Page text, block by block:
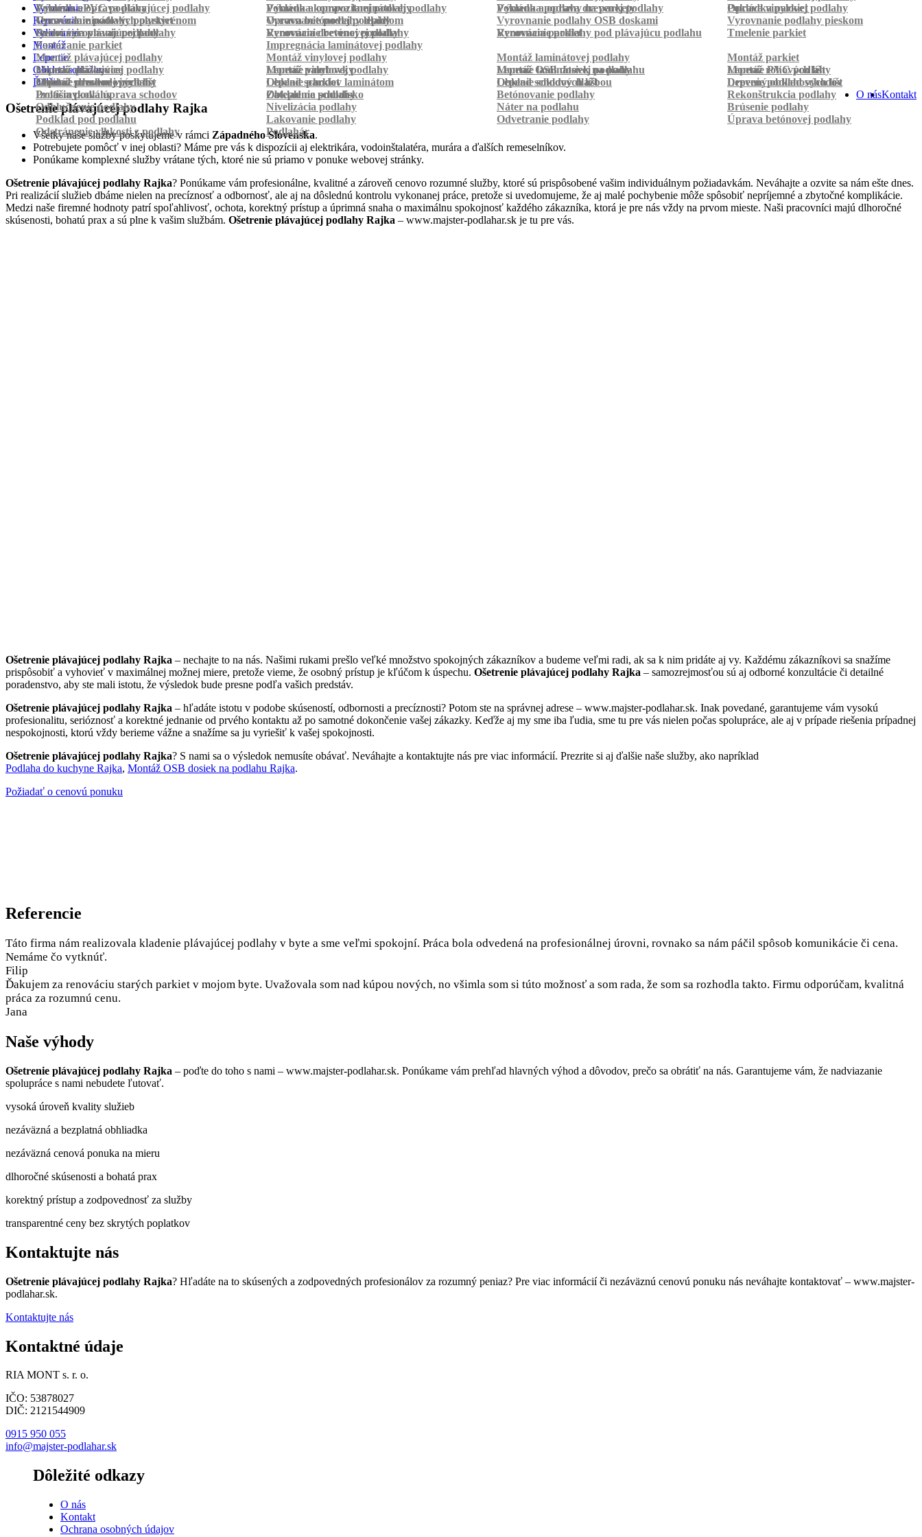
Pokládka PVC podlahy
Pokládka kompozitnej podlahy Pokládka podlahy na parkety Pokládka parkiet
Výmena a oprava plávajúcej podlahy
Výmena a oprava laminátovej podlahy Výmena a oprava drevenej podlahy
Oprava vinylovej podlahy
Oprava laminátových parkiet
Oprava betónovej podlahy
Vyrovnanie
Vyrovnanie podlahy polystyrénom
Vyrovnanie podlahy lepidlom Vyrovnanie podlahy OSB doskami
Vyrovnanie podlahy pieskom
Suché vyrovnanie podlahy
Vyrovnanie betónovej podlahy Vyrovnanie podlahy pod plávajúcu podlahu
Renovácia
Renovácia plávajúcej podlahy
Renovácia drevenej podlahy Renovácia parkiet
Tmelenie parkiet
Pastovanie parkiet
Impregnácia laminátovej podlahy
Vylievanie
Montáž
Montáž plávajúcej podlahy
Montáž vinylovej podlahy Montáž laminátovej podlahy
Montáž parkiet
Montáž dlážkovice
Montáž palubovky Montáž OSB dosiek na podlahu
Montáž rohových líšt
Montáž prechodových líšt
Lepenie
Lepenie plávajúcej podlahy
Lepenie vinylovej podlahy Lepenie laminátovej podlahy
Lepenie PVC podlahy
Lepenie drevenej podlahy
Lepenie parkiet Lepenie soklových líšt Lepenie podlahových líšt
Obklad schodov
Obklad schodov vinylom
Obklad schodov laminátom Obklad schodov dlažbou
Drevený obklad schodov
Protišmyková úprava schodov
Obklad na schodisko
Ďalšie
Izolácia podlahy
Zateplenie podlahy Betónovanie podlahy
Rekonštrukcia podlahy
Odhlučnenie podlahy
Nivelizácia podlahy Náter na podlahu
Brúsenie podlahy
Podklad pod podlahu
Lakovanie podlahy Odvetranie podlahy
Úprava betónovej podlahy
Odstránenie vlhkosti z podlahy
Podlahár
Kontakt
O nás
Ošetrenie plávajúcej podlahy Rajka
Všetky naše služby poskytujeme v rámci Západného Slovenska.
Potrebujete pomôcť v inej oblasti? Máme pre vás k dispozícii aj elektrikára, vodoinštalatéra, murára a ďalších remeselníkov.
Ponúkame komplexné služby vrátane tých, ktoré nie sú priamo v ponuke webovej stránky.
Ošetrenie plávajúcej podlahy Rajka? Ponúkame vám profesionálne, kvalitné a zároveň cenovo rozumné služby, ktoré sú prispôsobené vašim individuálnym požiadavkám. Neváhajte a ozvite sa nám ešte dnes.
Pri realizácií služieb dbáme nielen na precíznosť a odbornosť, ale aj na dôslednú kontrolu vykonanej práce, pretože si uvedomujeme, že aj malé pochybenie môže spôsobiť nepríjemné a zbytočné komplikácie.
Medzi naše firemné hodnoty patrí spoľahlivosť, ochota, korektný prístup a úprimná snaha o maximálnu spokojnosť každého zákazníka, ktorá je pre nás vždy na prvom mieste. Naši pracovníci majú dlhoročné
skúsenosti, bohatú prax a sú plne k vašim službám. Ošetrenie plávajúcej podlahy Rajka – www.majster-podlahar.sk je tu pre vás.
Ošetrenie plávajúcej podlahy Rajka – nechajte to na nás. Našimi rukami prešlo veľké množstvo spokojných zákazníkov a budeme veľmi radi, ak sa k nim pridáte aj vy. Každému zákazníkovi sa snažíme
prispôsobiť a vyhovieť v maximálnej možnej miere, pretože vieme, že osobný prístup je kľúčom k úspechu. Ošetrenie plávajúcej podlahy Rajka – samozrejmosťou sú aj odborné konzultácie či detailné
poradenstvo, aby ste mali istotu, že výsledok bude presne podľa vašich predstáv.
Ošetrenie plávajúcej podlahy Rajka – hľadáte istotu v podobe skúseností, odbornosti a precíznosti? Potom ste na správnej adrese – www.majster-podlahar.sk. Inak povedané, garantujeme vám vysokú
profesionalitu, serióznosť a korektné jednanie od prvého kontaktu až po samotné dokončenie vašej zákazky. Keďže aj my sme iba ľudia, sme tu pre vás nielen počas spolupráce, ale aj v prípade riešenia prípadnej
nespokojnosti, ktorú vždy berieme vážne a snažíme sa ju vyriešiť k vašej spokojnosti.
Ošetrenie plávajúcej podlahy Rajka? S nami sa o výsledok nemusíte obávať. Neváhajte a kontaktujte nás pre viac informácií. Prezrite si aj ďalšie naše služby, ako napríklad
Podlaha do kuchyne Rajka, Montáž OSB dosiek na podlahu Rajka.
Požiadať o cenovú ponuku
Referencie
Táto firma nám realizovala kladenie plávajúcej podlahy v byte a sme veľmi spokojní. Práca bola odvedená na profesionálnej úrovni, rovnako sa nám páčil spôsob komunikácie či cena.
Nemáme čo vytknúť.
Filip
Ďakujem za renováciu starých parkiet v mojom byte. Uvažovala som nad kúpou nových, no všimla som si túto možnosť a som rada, že som sa rozhodla takto. Firmu odporúčam, kvalitná
práca za rozumnú cenu.
Jana
Naše výhody
Ošetrenie plávajúcej podlahy Rajka – poďte do toho s nami – www.majster-podlahar.sk. Ponúkame vám prehľad hlavných výhod a dôvodov, prečo sa obrátiť na nás. Garantujeme vám, že nadviazanie
spolupráce s nami nebudete ľutovať.
vysoká úroveň kvality služieb
nezáväzná a bezplatná obhliadka
nezáväzná cenová ponuka na mieru
dlhoročné skúsenosti a bohatá prax
korektný prístup a zodpovednosť za služby
transparentné ceny bez skrytých poplatkov
Kontaktujte nás
Ošetrenie plávajúcej podlahy Rajka? Hľadáte na to skúsených a zodpovedných profesionálov za rozumný peniaz? Pre viac informácií či nezáväznú cenovú ponuku nás neváhajte kontaktovať – www.majster-
podlahar.sk.
Kontaktujte nás
Kontaktné údaje
RIA MONT s. r. o.
IČO: 53878027
DIČ: 2121544909
0915 950 055
info@majster-podlahar.sk
Dôležité odkazy
O nás
Kontakt
Ochrana osobných údajov